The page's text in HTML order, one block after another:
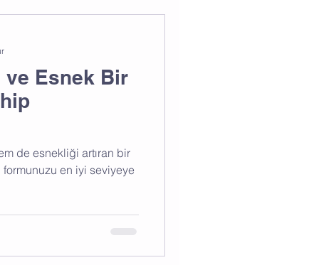
Esnek Bir
de esnekliği artıran bir
en iyi seviyeye